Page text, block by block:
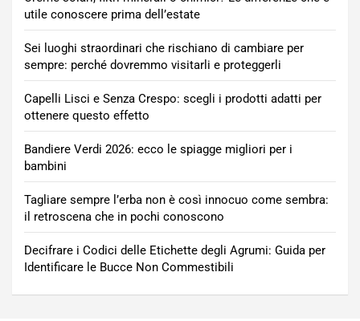
utile conoscere prima dell’estate
Sei luoghi straordinari che rischiano di cambiare per
sempre: perché dovremmo visitarli e proteggerli
Capelli Lisci e Senza Crespo: scegli i prodotti adatti per
ottenere questo effetto
Bandiere Verdi 2026: ecco le spiagge migliori per i
bambini
Tagliare sempre l’erba non è così innocuo come sembra:
il retroscena che in pochi conoscono
Decifrare i Codici delle Etichette degli Agrumi: Guida per
Identificare le Bucce Non Commestibili